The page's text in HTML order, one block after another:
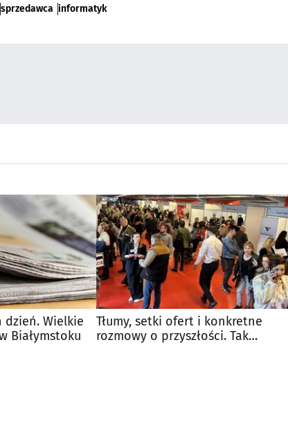
sprzedawca informatyk
Wielkie
Białymstoku
Tłumy, setki ofert i konkretne
rozmowy o przyszłości. Tak